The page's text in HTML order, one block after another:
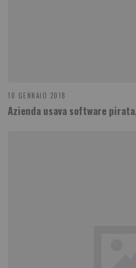
10 GENNAIO 2018
Azienda usava software